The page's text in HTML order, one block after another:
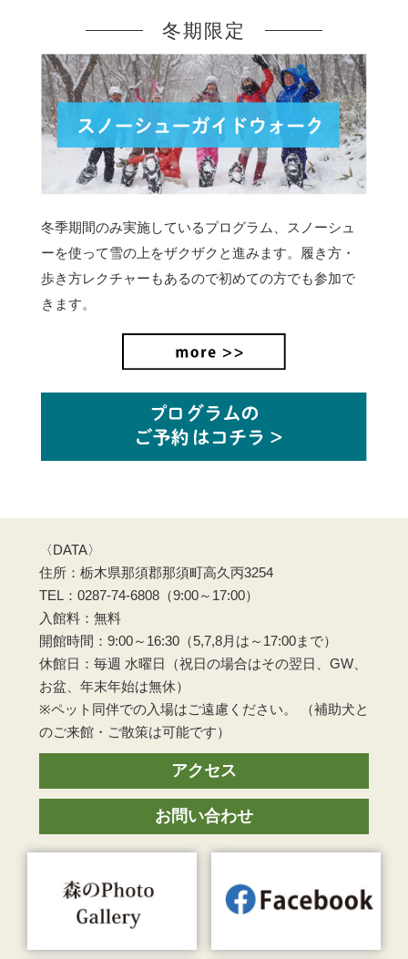
冬期限定
冬季期間のみ実施しているプログラム、スノーシュ
ーを使って雪の上をザクザクと進みます。
履き方・
歩き方レクチャーもあるので初めての方でも参加で
きます。
〈DATA〉
住所：栃木県那須郡那須町高久丙3254
TEL：0287-74-6808（9:00～17:00）
入館料：無料
開館時間：9:00～16:30（5,7,8月は～17:00まで）
休館日：毎週 水曜日（祝日の場合はその翌日、GW、
お盆、年末年始は無休）
※ペット同伴での入場はご遠慮ください。 （補助犬と
のご来館・ご散策は可能です）
アクセス
お問い合わせ